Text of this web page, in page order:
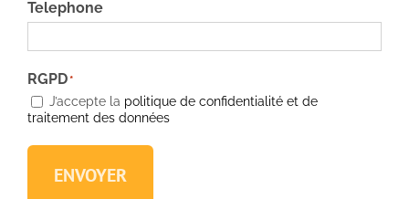
Telephone
RGPD*
J’accepte la politique de confidentialité et de
traitement des données
ENVOYER